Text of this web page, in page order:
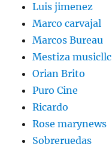
Luis jimenez
Marco carvajal
Marcos Bureau
Mestiza musicllc
Orian Brito
Puro Cine
Ricardo
Rose marynews
Sobreruedas